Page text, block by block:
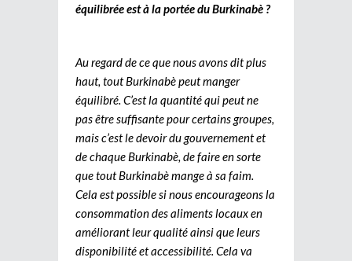
équilibrée est à la portée du Burkinabè ?
Au regard de ce que nous avons dit plus
haut, tout Burkinabè peut manger
équilibré. C’est la quantité qui peut ne
pas être suffisante pour certains groupes,
mais c’est le devoir du gouvernement et
de chaque Burkinabè, de faire en sorte
que tout Burkinabè mange à sa faim.
Cela est possible si nous encourageons la
consommation des aliments locaux en
améliorant leur qualité ainsi que leurs
disponibilité et accessibilité. Cela va